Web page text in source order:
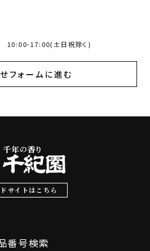
10:00-17:00(土日祝除く)
フォームに進む
サイトはこちら
番号検索